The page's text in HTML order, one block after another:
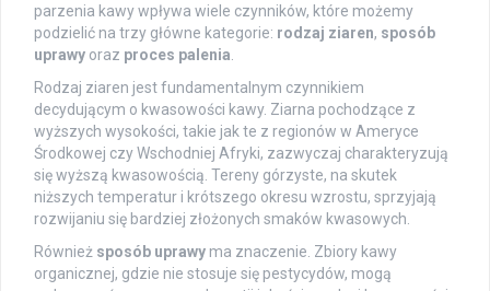
parzenia kawy wpływa wiele czynników, które możemy
podzielić na trzy główne kategorie: rodzaj ziaren, sposób
uprawy oraz proces palenia
Rodzaj ziaren jest fundamentalnym czynnikiem
decydującym o kwasowości kawy. Ziarna pochodzące z
wyższych wysokości, takie jak te z regionów w Ameryce
Środkowej czy Wschodniej Afryki, zazwyczaj charakteryzują
się wyższą kwasowością. Tereny górzyste, na skutek
niższych temperatur i krótszego okresu wzrostu, sprzyjają
rozwijaniu się bardziej złożonych smaków kwasowych.
Również sposób uprawy ma znaczenie. Zbiory kawy
organicznej, gdzie nie stosuje się pestycydów, mogą